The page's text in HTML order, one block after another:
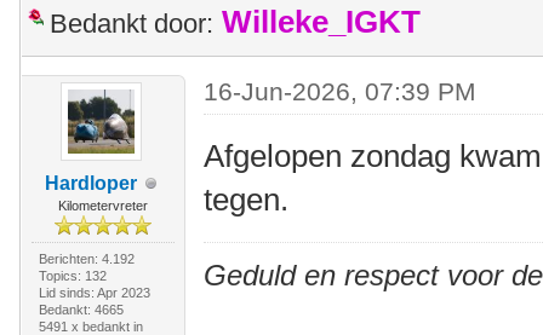
Bedankt door: Willeke_IGKT
Hardloper
Kilometervreter
Berichten: 4.192
Topics: 132
Lid sinds: Apr 2023
Bedankt: 4665
5491 x bedankt in
16-Jun-2026, 07:39 PM
Afgelopen zondag
tegen.
Geduld en respect voor